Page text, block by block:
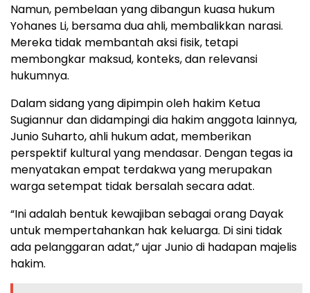
Namun, pembelaan yang dibangun kuasa hukum
Yohanes Li, bersama dua ahli, membalikkan narasi.
Mereka tidak membantah aksi fisik, tetapi
membongkar maksud, konteks, dan relevansi
hukumnya.
Dalam sidang yang dipimpin oleh hakim Ketua
Sugiannur dan didampingi dia hakim anggota lainnya,
Junio Suharto, ahli hukum adat, memberikan
perspektif kultural yang mendasar. Dengan tegas ia
menyatakan empat terdakwa yang merupakan
warga setempat tidak bersalah secara adat.
“Ini adalah bentuk kewajiban sebagai orang Dayak
untuk mempertahankan hak keluarga. Di sini tidak
ada pelanggaran adat,” ujar Junio di hadapan majelis
hakim.